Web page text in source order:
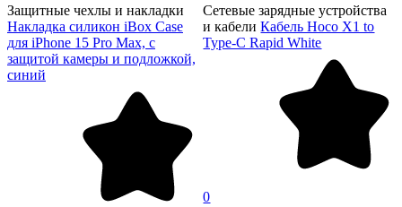
Защитные чехлы и накладки
Накладка силикон iBox Case
для iPhone 15 Pro Max, с
защитой камеры и подложкой,
синий
Сетевые зарядные устройства
и кабели Кабель Hoco X1 to
Type-C Rapid White
0